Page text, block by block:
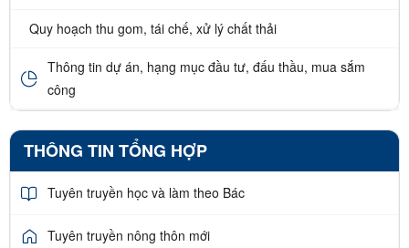
Quy hoạch thu gom, tái chế, xử lý chất thải
Thông tin dự án, hạng mục đầu tư, đấu thầu, mua sắm
công
THÔNG TIN TỔNG HỢP
Tuyên truyền học và làm theo Bác
Tuyên truyền nông thôn mới